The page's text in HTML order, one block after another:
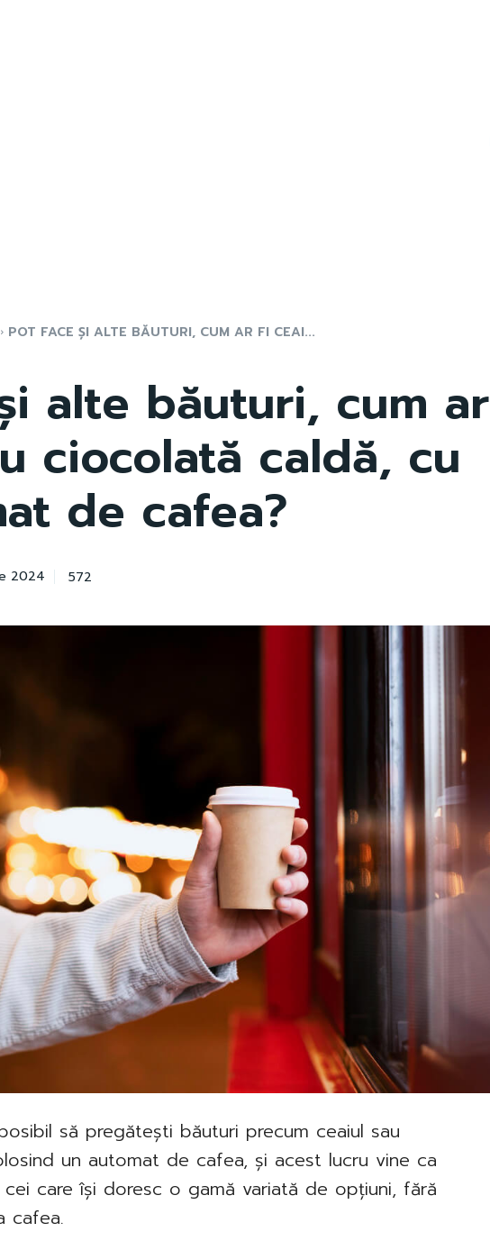
POT FACE ȘI ALTE BĂUTURI, CUM AR FI CEAI...
alte băuturi, cum ar
ciocolată caldă, cu
de cafea?
2024 572
să pregătești băuturi precum ceaiul sau
un automat de cafea, și acest lucru vine ca
care își doresc o gamă variată de opțiuni, fără
cafea.